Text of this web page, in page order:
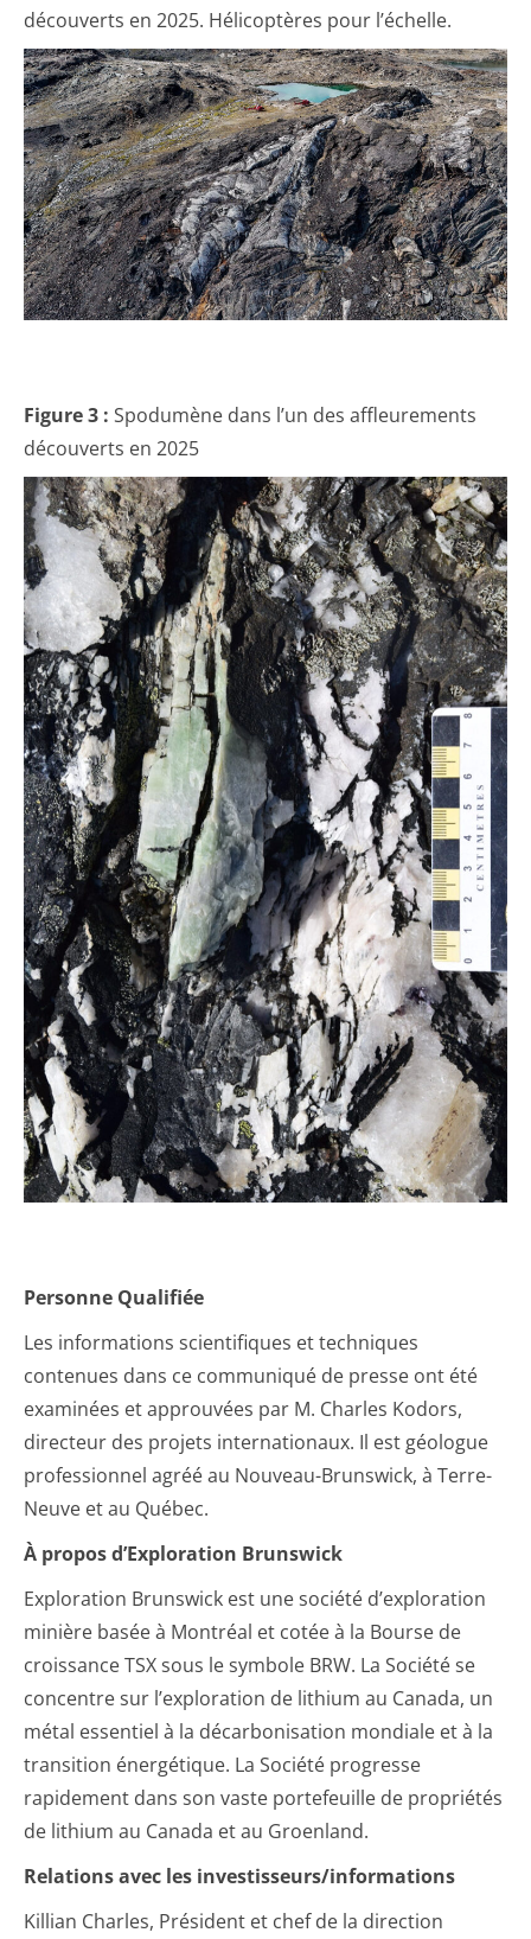
découverts en 2025. Hélicoptères pour l’échelle.
Figure 3 : Spodumène dans l’un des affleurements
découverts en 2025
Personne Qualifiée
Les informations scientifiques et techniques
contenues dans ce communiqué de presse ont été
examinées et approuvées par M. Charles Kodors,
directeur des projets internationaux. Il est géologue
professionnel agréé au Nouveau-Brunswick, à Terre-
Neuve et au Québec.
À propos d’Exploration Brunswick
Exploration Brunswick est une société d’exploration
minière basée à Montréal et cotée à la Bourse de
croissance TSX sous le symbole BRW. La Société se
concentre sur l’exploration de lithium au Canada, un
métal essentiel à la décarbonisation mondiale et à la
transition énergétique. La Société progresse
rapidement dans son vaste portefeuille de propriétés
de lithium au Canada et au Groenland.
Relations avec les investisseurs/informations
Killian Charles, Président et chef de la direction